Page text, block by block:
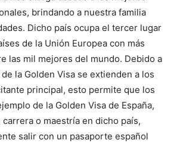
brindando a nuestra familia
Dicho país ocupa el tercer lugar
de la Unión Europea con más
las mil mejores del mundo. Debido a
la Golden Visa se extienden a los
principal, esto permite que los
de la Golden Visa de España,
o maestría en dicho país,
salir con un pasaporte español